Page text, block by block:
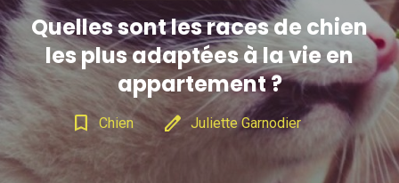
Quelles sont les races de chien
les plus adaptées à la vie en
appartement ?
bookmark_border Chien edit Juliette Garnodier